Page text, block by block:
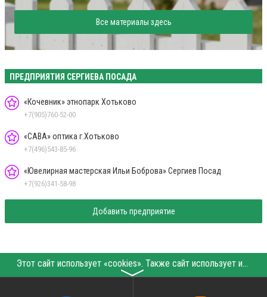
Все материалы здесь
ПРЕДПРИЯТИЯ СЕРГИЕВА ПОСАДА
«Кочевник» этнопарк Хотьково
+7(905)760-52-00
«САВА» оптика г.Хотьково
+7(496)543-85-96
«Ювелирная мастерская Ильи Боброва» Сергиев Посад
+7(926)341-58-98
Добавить предприятие
Этот сайт использует «cookies». Также сайт использует интернет-сервис для сбора технических данных касательно посетителей с целью получения маркетинговой и статистической информации. Условия обработки данных посетителей сайта см.
〉